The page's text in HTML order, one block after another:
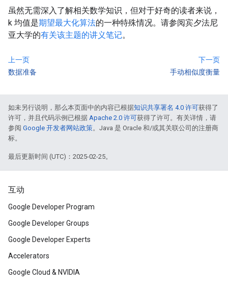
虽然无需深入了解相关数学知识，但对于好奇的读者来说，
k 均值是期望最大化算法的一种特殊情况。请参阅宾夕法尼
亚大学的有关该主题的讲义笔记。
上一页
数据准备
下一页
手动相似度衡量
如未另行说明，那么本页面中的内容已根据知识共享署名 4.0 许可获得了
许可，并且代码示例已根据 Apache 2.0 许可获得了许可。有关详情，请
参阅 Google 开发者网站政策。Java 是 Oracle 和/或其关联公司的注册商
标。
最后更新时间 (UTC)：2025-02-25。
互动
Google Developer Program
Google Developer Groups
Google Developer Experts
Accelerators
Google Cloud & NVIDIA